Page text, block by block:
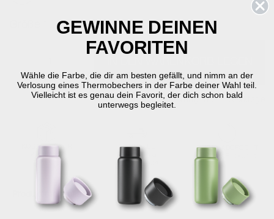
10 cm - dia. 8 cm
Auf Lager Lieferung in 2-5 Werktage
KOSTENLOSER
VERSAND
SCHNELLE
RÜCKGABERECHT
30 Tage Rückgabe
Produktinformation
GEWINNE DEINEN
FAVORITEN
Wähle die Farbe, die dir am besten gefällt, und nimm an der
Verlosung eines Thermobechers in der Farbe deiner Wahl teil.
Vielleicht ist es genau dein Favorit, der dich schon bald
unterwegs begleitet.